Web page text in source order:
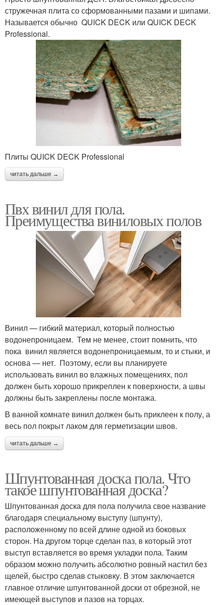
стружечная плита со сформованными пазами и шипами.
Называется обычно QUICK DECK или QUICK DECK
Professional.
Плиты QUICK DECK Professional
читать дальше →
Пвх винил для пола.
Преимущества виниловых полов
Винил — гибкий материал, который полностью
водонепроницаем. Тем не менее, стоит помнить, что
пока винил является водонепроницаемым, то и стыки, и
основа — нет. Поэтому, если вы планируете
использовать винил во влажных помещениях, пол
должен быть хорошо прикреплен к поверхности, а швы
должны быть закреплены после монтажа.
В ванной комнате винил должен быть приклеен к полу, а
весь пол покрыт лаком для герметизации швов.
читать дальше →
Шпунтованная доска пола. Что
такое шпунтованная доска?
Шпунтованная доска для пола получила свое название
благодаря специальному выступу (шпунту),
расположенному по всей длине одной из боковых
сторон. На другом торце сделан паз, в который этот
выступ вставляется во время укладки пола. Таким
образом можно получить абсолютно ровный настил без
щелей, быстро сделав стыковку. В этом заключается
главное отличие шпунтованной доски от обрезной, не
имеющей выступов и пазов на торцах.